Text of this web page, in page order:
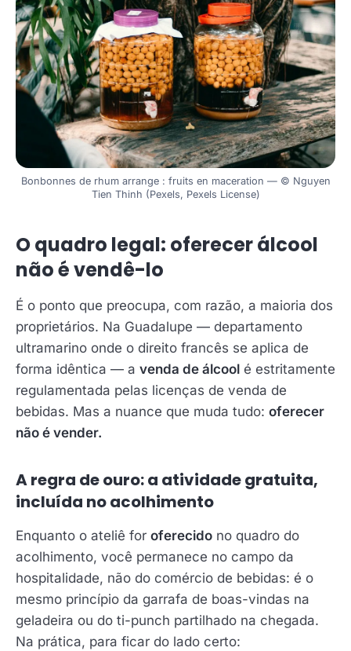
Bonbonnes de rhum arrange : fruits en maceration — © Nguyen
Tien Thinh (Pexels, Pexels License)
O quadro legal: oferecer álcool
não é vendê-lo
É o ponto que preocupa, com razão, a maioria dos
proprietários. Na Guadalupe — departamento
ultramarino onde o direito francês se aplica de
forma idêntica — a venda de álcool é estritamente
regulamentada pelas licenças de venda de
bebidas. Mas a nuance que muda tudo: oferecer
não é vender.
A regra de ouro: a atividade gratuita,
incluída no acolhimento
Enquanto o ateliê for oferecido no quadro do
acolhimento, você permanece no campo da
hospitalidade, não do comércio de bebidas: é o
mesmo princípio da garrafa de boas-vindas na
geladeira ou do ti-punch partilhado na chegada.
Na prática, para ficar do lado certo: